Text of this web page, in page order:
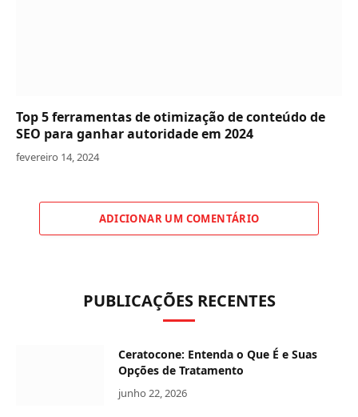
Top 5 ferramentas de otimização de conteúdo de
SEO para ganhar autoridade em 2024
fevereiro 14, 2024
ADICIONAR UM COMENTÁRIO
PUBLICAÇÕES RECENTES
Ceratocone: Entenda o Que É e Suas
Opções de Tratamento
junho 22, 2026